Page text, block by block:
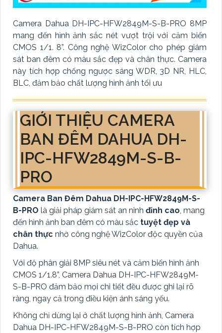
Camera Dahua DH-IPC-HFW2849M-S-B-PRO 8MP
mang đến hình ảnh sắc nét vượt trội với cảm biến
CMOS 1/1. 8”. Công nghệ WizColor cho phép giám
sát ban đêm có màu sắc đẹp và chân thực. Camera
này tích hợp chống ngược sáng WDR, 3D NR, HLC,
BLC, đảm bảo chất lượng hình ảnh tối ưu
GIỚI THIỆU CAMERA
BAN ĐÊM DAHUA DH-
IPC-HFW2849M-S-B-
PRO
Camera Ban Đêm Dahua DH-IPC-HFW2849M-S-
B-PRO là giải pháp giám sát an ninh đỉnh cao, mang
đến hình ảnh ban đêm có màu sắc tuyệt đẹp và
chân thực nhờ công nghệ WizColor độc quyền của
Dahua.
Với độ phân giải 8MP siêu nét và cảm biến hình ảnh
CMOS 1/1.8”, Camera Dahua DH-IPC-HFW2849M-
S-B-PRO đảm bảo mọi chi tiết đều được ghi lại rõ
ràng, ngay cả trong điều kiện ánh sáng yếu.
Không chỉ dừng lại ở chất lượng hình ảnh, Camera
Dahua DH-IPC-HFW2849M-S-B-PRO còn tích hợp